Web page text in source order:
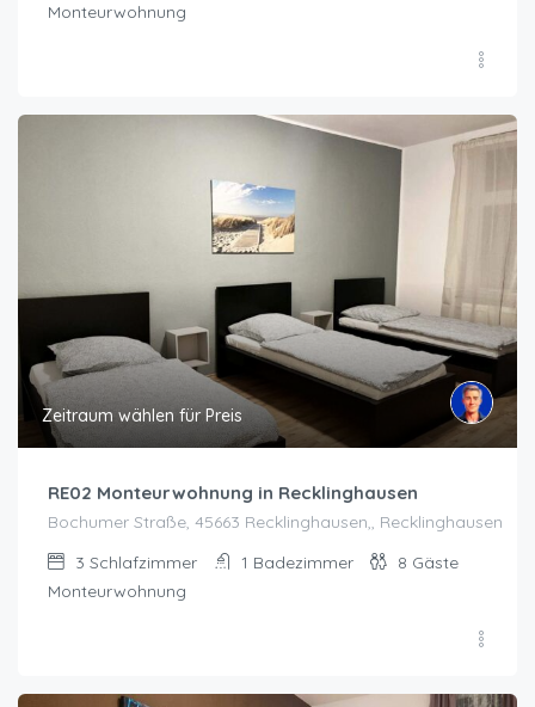
Monteurwohnung
Zeitraum wählen für Preis
RE02 Monteurwohnung in Recklinghausen
Bochumer Straße, 45663 Recklinghausen,, Recklinghausen
3 Schlafzimmer 1 Badezimmer 8 Gäste
Monteurwohnung